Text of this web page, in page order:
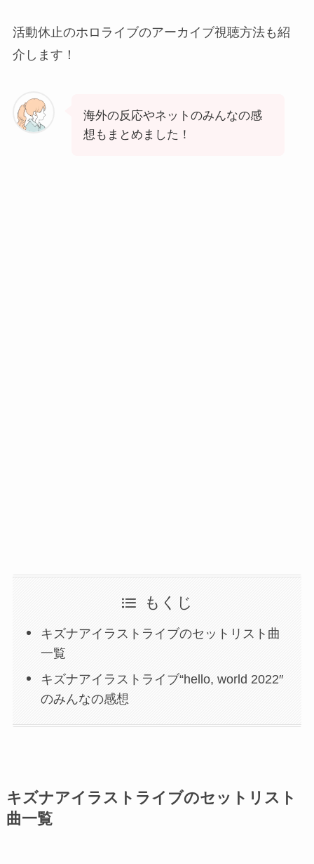
活動休止のホロライブのアーカイブ視聴方法も紹
介します！
海外の反応やネットのみんなの感
想もまとめました！
もくじ
キズナアイラストライブのセットリスト曲
一覧
キズナアイラストライブ“hello, world 2022″
のみんなの感想
キズナアイラストライブのセットリスト
曲一覧